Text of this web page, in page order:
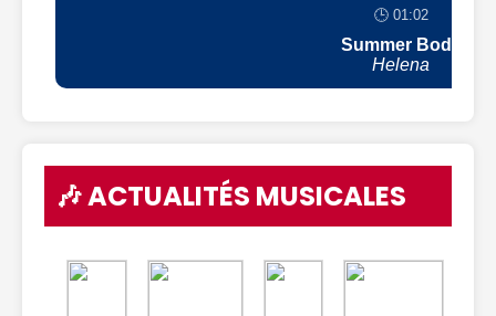
🕒 01:02
Summer Body
Helena
🎶 ACTUALITÉS MUSICALES